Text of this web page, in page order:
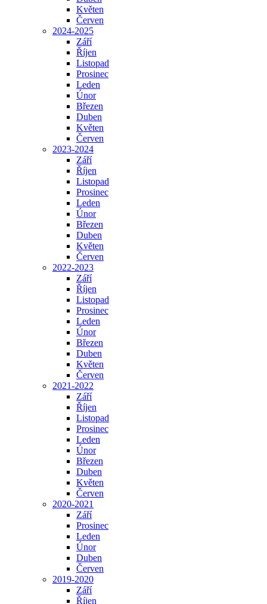
Květen
Červen
2024-2025
Září
Říjen
Listopad
Prosinec
Leden
Únor
Březen
Duben
Květen
Červen
2023-2024
Září
Říjen
Listopad
Prosinec
Leden
Únor
Březen
Duben
Květen
Červen
2022-2023
Září
Říjen
Listopad
Prosinec
Leden
Únor
Březen
Duben
Květen
Červen
2021-2022
Září
Říjen
Listopad
Prosinec
Leden
Únor
Březen
Duben
Květen
Červen
2020-2021
Září
Prosinec
Leden
Únor
Duben
Červen
2019-2020
Září
Říjen